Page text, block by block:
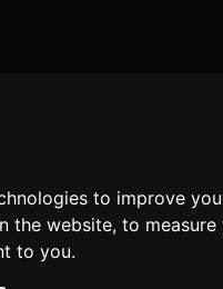
to improve
the website,to
to you.